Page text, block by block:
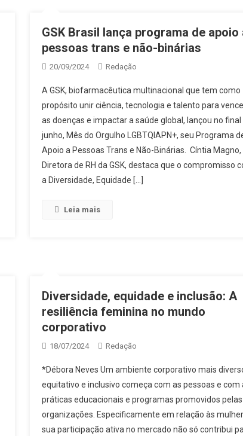
GSK Brasil lança programa de apoio
pessoas trans e não-binárias
20/09/2024 Redação
A GSK, biofarmacêutica multinacional que tem como
propósito unir ciência, tecnologia e talento para
as doenças e impactar a saúde global, lançou no final
junho, Mês do Orgulho LGBTQIAPN+, seu Programa
Apoio a Pessoas Trans e Não-Binárias. Cíntia Magno,
Diretora de RH da GSK, destaca que o compromisso
a Diversidade, Equidade […]
Leia mais
Diversidade, equidade e inclusão: A
resiliência feminina no mundo
corporativo
18/07/2024 Redação
*Débora Neves Um ambiente corporativo mais
equitativo e inclusivo começa com as pessoas e com
práticas educacionais e programas promovidos pelas
organizações. Especificamente em relação às
sua participação ativa no mercado não só contribui